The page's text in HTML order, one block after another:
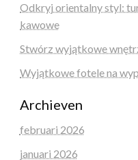
Odkryj orientalny styl:
kawowe
Stwórz wyjątkowe
Wyjątkowe fotele na
Archieven
februari 2026
januari 2026